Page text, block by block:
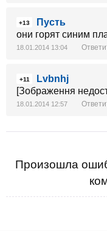
+13
Пусть
они горят синим
18.01.2014 13:04
+11
Lvbnhj
[Зображення
18.01.2014 12:57
Произошла